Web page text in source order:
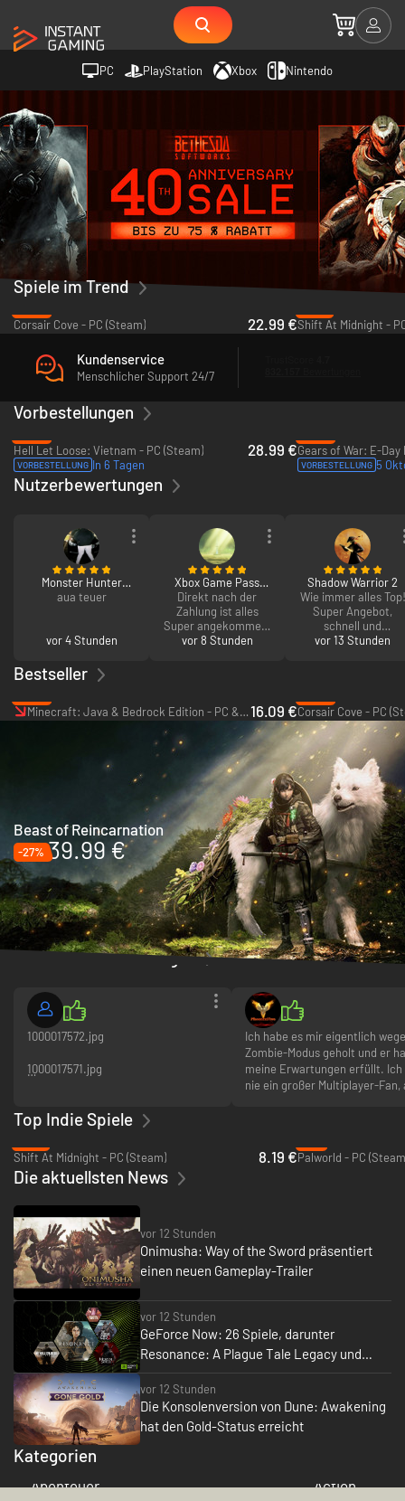
PC PlayStation Xbox Nintendo
Spiele im Trend
Corsair Cove - PC (Steam)
22.99 €Shift At Midnight -
Kundenservice
Menschlicher Support 24/7
Vorbestellungen
Hell Let Loose: Vietnam - PC (Steam)
VORBESTELLUNG In 6 Tagen
28.99 €
VORBESTELLUNG 5
Nutzerbewertungen
Monster Hunter
Wilds Premium
aua teuer
vor 4 Stunden
Xbox Game Pass
Ultimate 3 Monate
Direkt nach der
Zahlung ist alles
Super angekommen,
Vielen Dank für denn
vor 8 Stunden
Shadow Warrior 2
Wie immer alles Top!
Super Angebot,
schnell und
zuverlässig!
vor 13 Stunden
Bestseller
Minecraft: Java & Bedrock Edition - PC & Mac16.09 €Corsair Cove - PC
Beast of Reincarnation
-27% 39.99 €
Die letzten Bewertungen
1000017572.jpg
1000017571.jpg
1000017574.jpg
1000017573.jpg
gemacht ☺️
Klar ☺️ Für 5 Sterne würde ich es so
schreiben:
Ich habe bisher nur sehr gute
Erfahrungen mit Instant Gaming
gemacht. Die Bestellungen liefen
immer schnell und problemlos, die
Keys waren sofort verfügbar und
haben jedes Mal einwandfrei
funktioniert. Auch die Preise sind
sehr gut. Für mich absolut
zuverlässig und empfehlenswert. ??
Überschrift:
Ich habe es mir eigentlich
Zombie-Modus geholt und er
meine Erwartungen erfüllt. Ich
nie ein großer Multiplayer-Fan,
Top Indie Spiele
Shift At Midnight - PC (Steam)
8.19 €Palworld - PC
Die aktuellsten News
vor 12 Stunden
Onimusha: Way of the Sword präsentiert
einen neuen Gameplay-Trailer
vor 12 Stunden
GeForce Now: 26 Spiele, darunter
Resonance: A Plague Tale Legacy und
Mortal Shell II, kommen im August
vor 12 Stunden
Die Konsolenversion von Dune: Awakening
hat den Gold-Status erreicht
Kategorien
Abenteuer Action